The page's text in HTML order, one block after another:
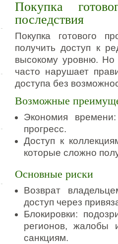
Покупка
последствия
Покупка готового
получить доступ к
высокому уровню. Но
часто нарушает
доступа без
Возможные
Экономия
прогресс.
Доступ к
которые сложно
Основные риски
Возврат
доступ через
Блокировки:
регионов, жалобы
санкциям.